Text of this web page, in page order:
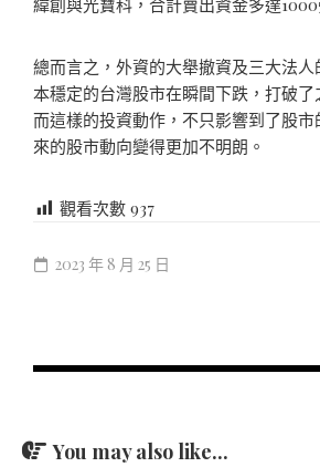
緯創與光寶科，合計賣出資金多達1000
總而言之，外資的大舉撤資及三大法
本穩定的台灣股市在瞬間下跌，打破了
而這樣的投資動作，不只影響到了股
來的股市動向變得更加不明朗。
觀看次數 937
2023 年 8 月 25 日
You may also like...